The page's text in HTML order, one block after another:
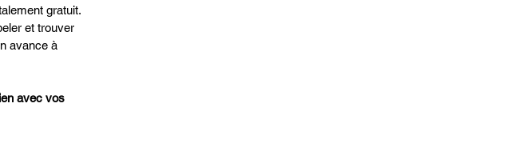
gratuit.
et trouver
avance à
avec vos